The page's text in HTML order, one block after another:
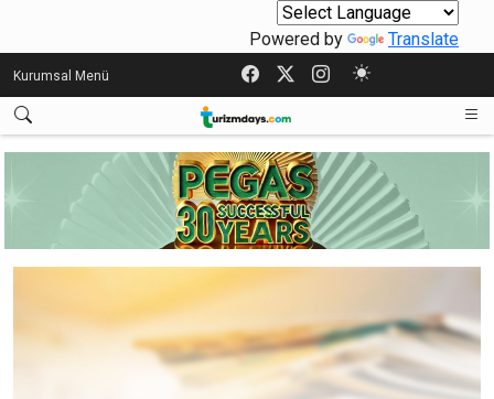
Powered by Translate
Kurumsal Menü